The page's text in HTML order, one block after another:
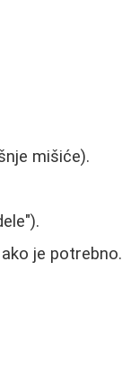
mišiće).
je potrebno.